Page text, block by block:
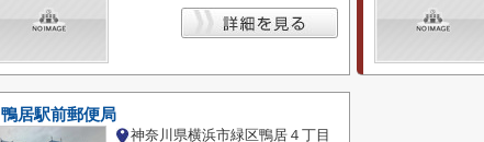
鴨居駅前郵便局
神奈川県横浜市緑区鴨居４丁目